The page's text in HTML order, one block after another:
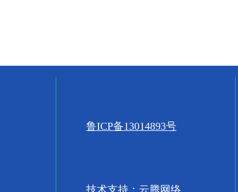
鲁ICP备13014893号
技术支持：云腾网络